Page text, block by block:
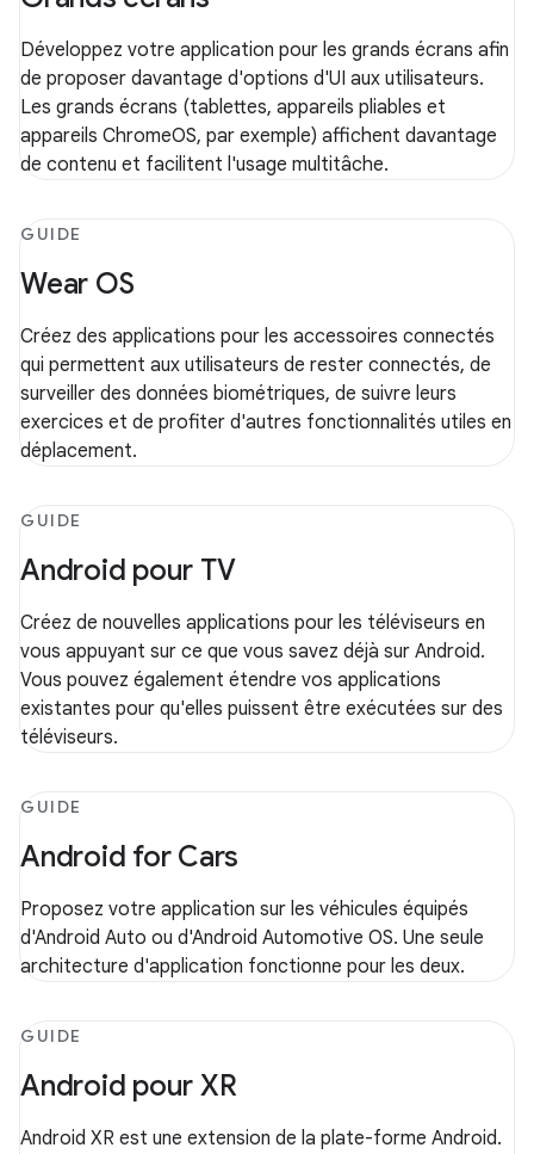
Développez votre application pour les grands écrans afin
de proposer davantage d'options d'UI aux utilisateurs.
Les grands écrans (tablettes, appareils pliables et
appareils ChromeOS, par exemple) affichent davantage
de contenu et facilitent l'usage multitâche.
GUIDE
Wear OS
Créez des applications pour les accessoires connectés
qui permettent aux utilisateurs de rester connectés, de
surveiller des données biométriques, de suivre leurs
exercices et de profiter d'autres fonctionnalités utiles en
déplacement.
GUIDE
Android pour TV
Créez de nouvelles applications pour les téléviseurs en
vous appuyant sur ce que vous savez déjà sur Android.
Vous pouvez également étendre vos applications
existantes pour qu'elles puissent être exécutées sur des
téléviseurs.
GUIDE
Android for Cars
Proposez votre application sur les véhicules équipés
d'Android Auto ou d'Android Automotive OS. Une seule
architecture d'application fonctionne pour les deux.
GUIDE
Android pour XR
Android XR est une extension de la plate-forme Android.